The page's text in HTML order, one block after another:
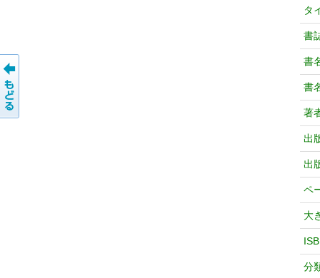
タ
書
書
書
著
出
出
ペ
大
分